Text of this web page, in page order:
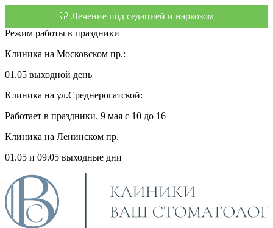
🦷 Лечение под седацией и наркозом
Режим работы в праздники
Клиника на Московском пр.:
01.05 выходной день
Клиника на ул.Среднерогатской:
Работает в праздники. 9 мая с 10 до 16
Клиника на Ленинском пр.
01.05 и 09.05 выходные дни